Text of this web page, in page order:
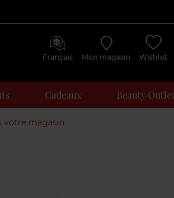
Français Mon magasin Wishlist
Cadeaux Beauty Outlet
votre magasin